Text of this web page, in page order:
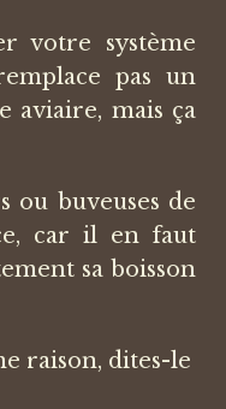
votre système
pas un
aviaire, mais ça
ou buveuses de
car il en faut
sa boisson
raison, dites-le